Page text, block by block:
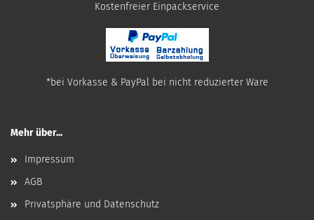
​Kostenfreier Einpackservice
*bei Vorkasse & PayPal bei nicht reduzierter Ware
Mehr über...
Impressum
AGB
Privatsphäre und Datenschutz